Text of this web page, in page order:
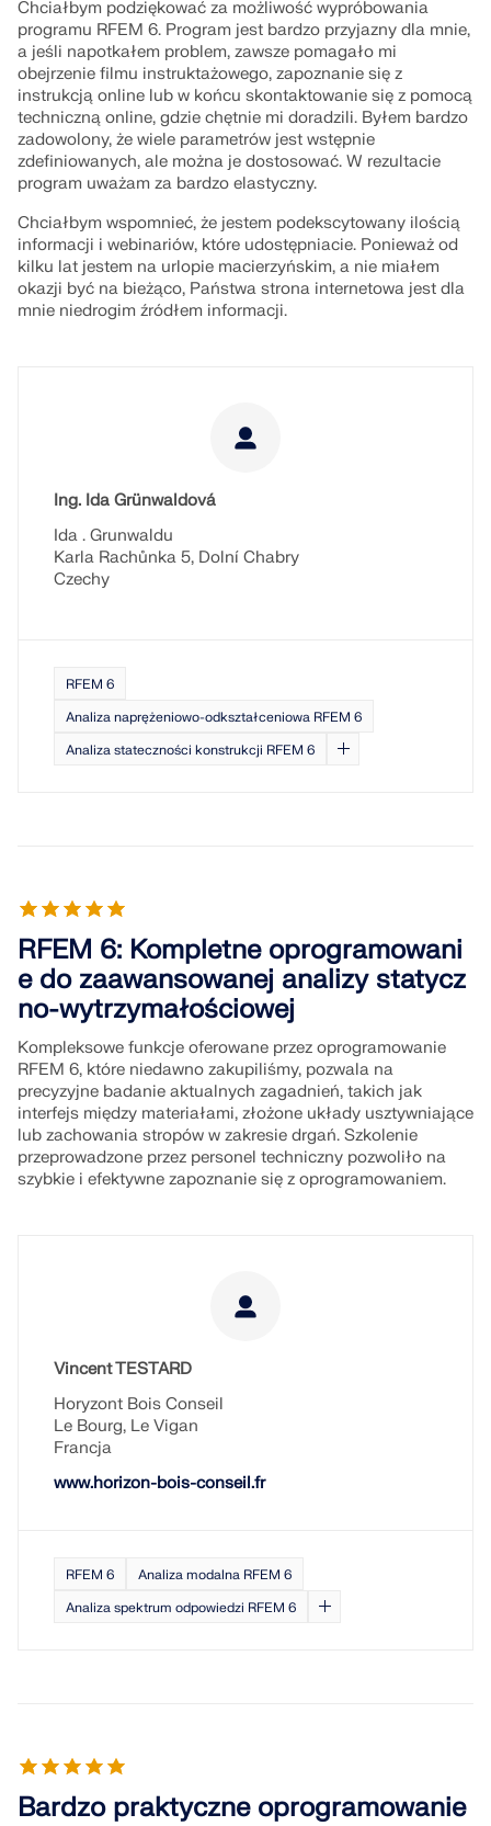
Chciałbym podziękować za możliwość wypróbowania
programu RFEM 6. Program jest bardzo przyjazny dla mnie,
a jeśli napotkałem problem, zawsze pomagało mi
obejrzenie filmu instruktażowego, zapoznanie się z
instrukcją online lub w końcu skontaktowanie się z pomocą
techniczną online, gdzie chętnie mi doradzili. Byłem bardzo
zadowolony, że wiele parametrów jest wstępnie
zdefiniowanych, ale można je dostosować. W rezultacie
program uważam za bardzo elastyczny.
Chciałbym wspomnieć, że jestem podekscytowany ilością
informacji i webinariów, które udostępniacie. Ponieważ od
kilku lat jestem na urlopie macierzyńskim, a nie miałem
okazji być na bieżąco, Państwa strona internetowa jest dla
mnie niedrogim źródłem informacji.
Ing. Ida Grünwaldová
Ida . Grunwaldu
Karla Rachůnka 5, Dolní Chabry
Czechy
RFEM 6
Analiza naprężeniowo-odkształceniowa RFEM 6
Analiza stateczności konstrukcji RFEM 6
RFEM 6: Kompletne oprogramowani
e do zaawansowanej analizy statycz
no-wytrzymałościowej
Kompleksowe funkcje oferowane przez oprogramowanie
RFEM 6, które niedawno zakupiliśmy, pozwala na
precyzyjne badanie aktualnych zagadnień, takich jak
interfejs między materiałami, złożone układy usztywniające
lub zachowania stropów w zakresie drgań. Szkolenie
przeprowadzone przez personel techniczny pozwoliło na
szybkie i efektywne zapoznanie się z oprogramowaniem.
Vincent TESTARD
Horyzont Bois Conseil
Le Bourg, Le Vigan
Francja
www.horizon-bois-conseil.fr
RFEM 6
Analiza modalna RFEM 6
Analiza spektrum odpowiedzi RFEM 6
Bardzo praktyczne oprogramowanie